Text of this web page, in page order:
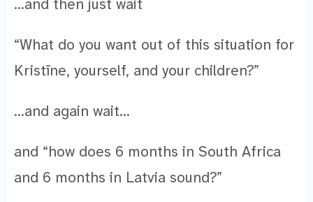
…and then just wait
“What do you want out of this situation for
Kristīne, yourself, and your children?”
…and again wait…
and “how does 6 months in South Africa
and 6 months in Latvia sound?”